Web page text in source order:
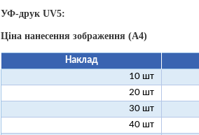
УФ-друк UV5:
Ціна нанесення зображення (А4)
Наклад
10 шт
20 шт
30 шт
40 шт